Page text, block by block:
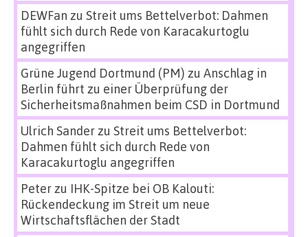
DEWFan zu Streit ums Bettelverbot: Dahmen
fühlt sich durch Rede von Karacakurtoglu
angegriffen
Grüne Jugend Dortmund (PM) zu Anschlag in
Berlin führt zu einer Überprüfung der
Sicherheitsmaßnahmen beim CSD in Dortmund
Ulrich Sanderzu Streit ums Bettelverbot:
Dahmen fühlt sich durch Rede von
Karacakurtoglu angegriffen
Peterzu IHK-Spitze bei OB Kalouti:
Rückendeckung im Streit um neue
Wirtschaftsflächen der Stadt